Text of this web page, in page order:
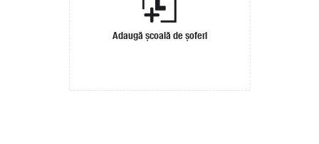
Adaugă școală de șoferi